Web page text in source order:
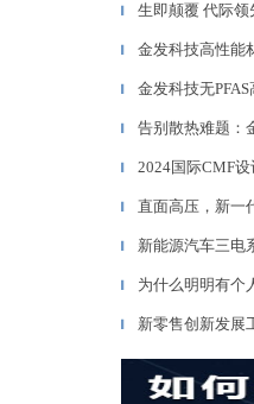
▎ 生即颠覆 代际
▎ 金发科技高性能
▎ 金发科技无
▎ 告别散热难题：
▎ 2024国际CMF
▎ 直面高压，新一
▎ 新能源汽车三电
▎ 为什么明明有个
▎ 新零售创新发展